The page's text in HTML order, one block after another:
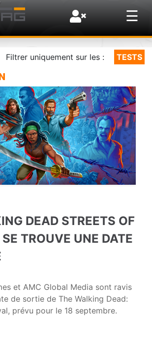
☰
×
Filtrer uniquement sur les : TESTS
DEAD STREETS OF
TROUVE UNE DATE
et AMC Global Media sont ravis
de sortie de The Walking Dead:
prévu pour le 18 septembre.